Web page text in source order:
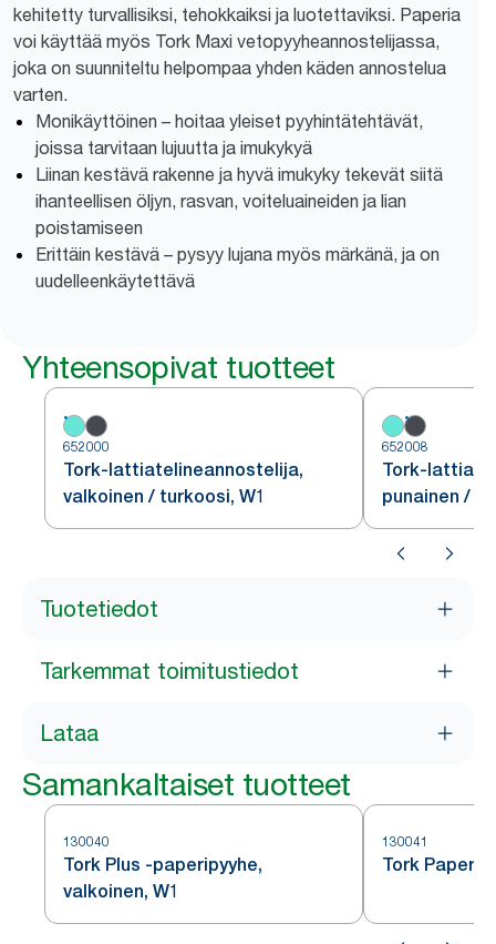
kehitetty turvallisiksi, tehokkaiksi ja luotettaviksi. Paperia
voi käyttää myös Tork Maxi vetopyyheannostelijassa,
joka on suunniteltu helpompaa yhden käden annostelua
varten.
Monikäyttöinen – hoitaa yleiset pyyhintätehtävät,
joissa tarvitaan lujuutta ja imukykyä
Liinan kestävä rakenne ja hyvä imukyky tekevät siitä
ihanteellisen öljyn, rasvan, voiteluaineiden ja lian
poistamiseen
Erittäin kestävä – pysyy lujana myös märkänä, ja on
uudelleenkäytettävä
Yhteensopivat tuotteet
652000
Tork-lattiatelineannostelija,
valkoinen / turkoosi, W1
652008
Tork-
punainen /
Tuotetiedot
Tarkemmat toimitustiedot
Lataa
Samankaltaiset tuotteet
130040
Tork Plus -paperipyyhe,
valkoinen, W1
130041
Tork